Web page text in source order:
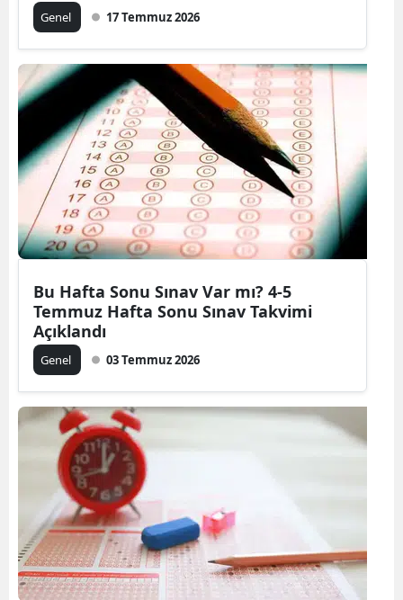
Genel 17 Temmuz 2026
Bu Hafta Sonu Sınav Var mı? 4-5
Temmuz Hafta Sonu Sınav Takvimi
Açıklandı
Genel 03 Temmuz 2026